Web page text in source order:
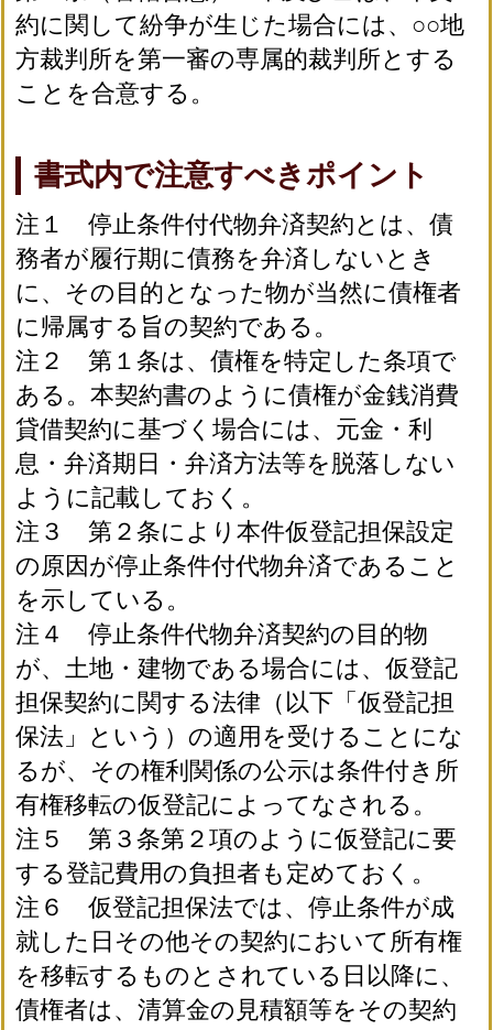
約に関して紛争が生じた場合には、○○地
方裁判所を第一審の専属的裁判所とする
ことを合意する。
書式内で注意すべきポイント
注１ 停止条件付代物弁済契約とは、債
務者が履行期に債務を弁済しないとき
に、その目的となった物が当然に債権者
に帰属する旨の契約である。
注２ 第１条は、債権を特定した条項で
ある。本契約書のように債権が金銭消費
貸借契約に基づく場合には、元金・利
息・弁済期日・弁済方法等を脱落しない
ように記載しておく。
注３ 第２条により本件仮登記担保設定
の原因が停止条件付代物弁済であること
を示している。
注４ 停止条件代物弁済契約の目的物
が、土地・建物である場合には、仮登記
担保契約に関する法律（以下「仮登記担
保法」という）の適用を受けることにな
るが、その権利関係の公示は条件付き所
有権移転の仮登記によってなされる。
注５ 第３条第２項のように仮登記に要
する登記費用の負担者も定めておく。
注６ 仮登記担保法では、停止条件が成
就した日その他その契約において所有権
を移転するものとされている日以降に、
債権者は、清算金の見積額等をその契約